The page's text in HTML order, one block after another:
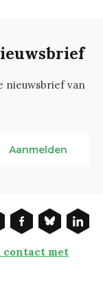
nieuwsbrief van
Aanmelden
contact met